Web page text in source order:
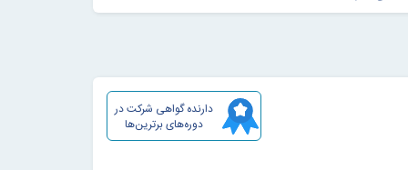
دارنده گواهی شرکت در
دوره‌های برترین‌ها